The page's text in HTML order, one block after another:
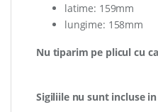
latime: 159mm
lungime: 158mm
Nu tiparim pe plicul cu
Sigiliile nu sunt incluse